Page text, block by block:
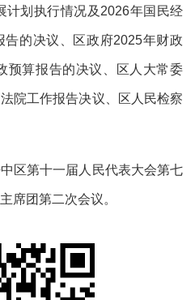
计划执行情况及2026年国民经
的决议、区政府2025年财政
预算报告的决议、区人大常委
院工作报告决议、区人民检察
第十一届人民代表大会第七
席团第二次会议。